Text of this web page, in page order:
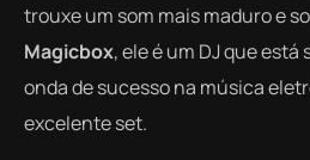
trouxe um som mais maduro e
Magicbox, ele é um DJ que
onda de sucesso na música
excelente set.